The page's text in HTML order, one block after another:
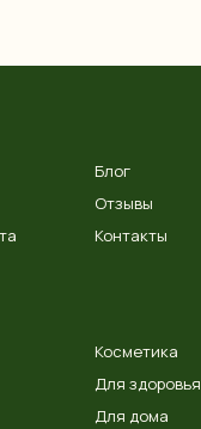
Отзывы
Блог
Косметика
Для дома
Для здоровья
Контакты